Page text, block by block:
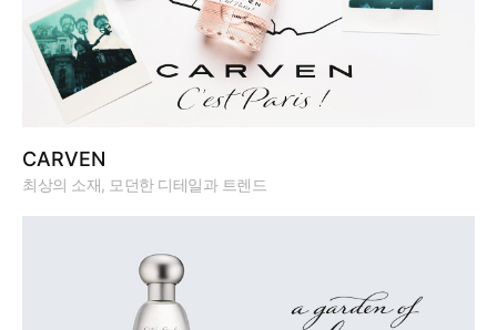
CARVEN
최상의 소재, 모던한 디테일과 트렌드